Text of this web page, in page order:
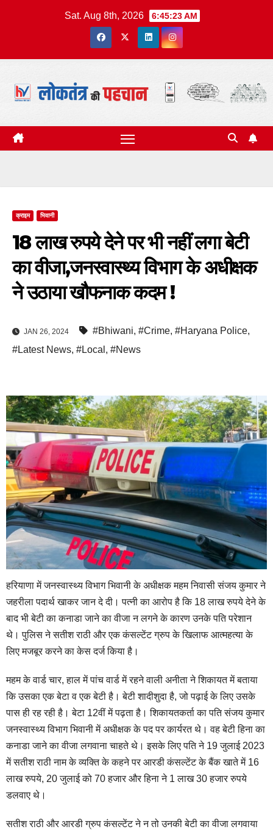
Sat. Aug 8th, 2026 6:45:23 AM
क्राइम भिवानी
18 लाख रुपये देने पर भी नहीं लगा बेटी
का वीजा,जनस्वास्थ्य विभाग के अधीक्षक
ने उठाया खौफनाक कदम !
JAN 26, 2024 #Bhiwani, #Crime, #Haryana Police,
#Latest News, #Local , #News
हरियाणा में जनस्वास्थ्य विभाग भिवानी के अधीक्षक महम निवासी संजय कुमार ने
जहरीला पदार्थ खाकर जान दे दी। पत्नी का आरोप है कि 18 लाख रुपये देने के
बाद भी बेटी का कनाडा जाने का वीजा न लगने के कारण उनके पति परेशान
थे। पुलिस ने सतीश राठी और एक कंसल्टेंट ग्रुप के खिलाफ आत्महत्या के
लिए मजबूर करने का केस दर्ज किया है।
महम के वार्ड चार, हाल में पांच वार्ड में रहने वाली अनीता ने शिकायत में बताया
कि उसका एक बेटा व एक बेटी है। बेटी शादीशुदा है, जो पढ़ाई के लिए उसके
पास ही रह रही है। बेटा 12वीं में पढ़ता है। शिकायतकर्ता का पति संजय कुमार
जनस्वास्थ्य विभाग भिवानी में अधीक्षक के पद पर कार्यरत थे। वह बेटी हिना का
कनाडा जाने का वीजा लगवाना चाहते थे। इसके लिए पति ने 19 जुलाई 2023
में सतीश राठी नाम के व्यक्ति के कहने पर आरडी कंसल्टेंट के बैंक खाते में 16
लाख रुपये, 20 जुलाई को 70 हजार और हिना ने 1 लाख 30 हजार रुपये
डलवाए थे।
सतीश राठी और आरडी ग्रुप कंसल्टेंट ने न तो उनकी बेटी का वीजा लगवाया